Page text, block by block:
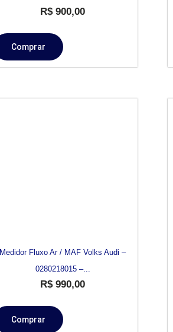
R$900,00
Comprar
Medidor Fluxo Ar / MAF Volks Audi –
0280218015 –...
R$990,00
Comprar